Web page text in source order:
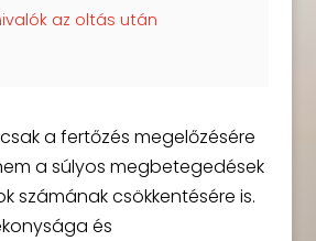
az oltás után
a fertőzés megelőzésére
a súlyos megbetegedések
számának csökkentésére is.
és